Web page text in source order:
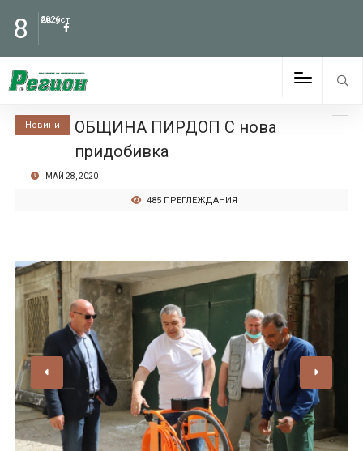
8 Август
2026
Новини
ОБЩИНА ПИРДОП С нова
придобивка
МАЙ 28, 2020
485 ПРЕГЛЕЖДАНИЯ